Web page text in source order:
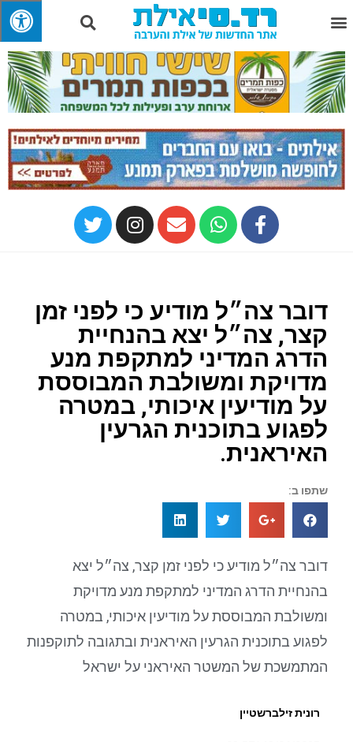
דובר צה״ל מודיע כי לפני זמן
קצר, צה״ל יצא בהנחיית
הדרג המדיני למתקפת מנע
מדויקת ומשולבת המבוססת
על מודיעין איכותי, במטרה
לפגוע בתוכנית הגרעין
האיראנית.
שתפו ב:
דובר צה״ל מודיע כי לפני זמן קצר, צה״ל יצא
בהנחיית הדרג המדיני למתקפת מנע מדויקת
ומשולבת המבוססת על מודיעין איכותי, במטרה
לפגוע בתוכנית הגרעין האיראנית ובתגובה לתוקפנות
המתמשכת של המשטר האיראני על ישראל
רונית זילברשטיין